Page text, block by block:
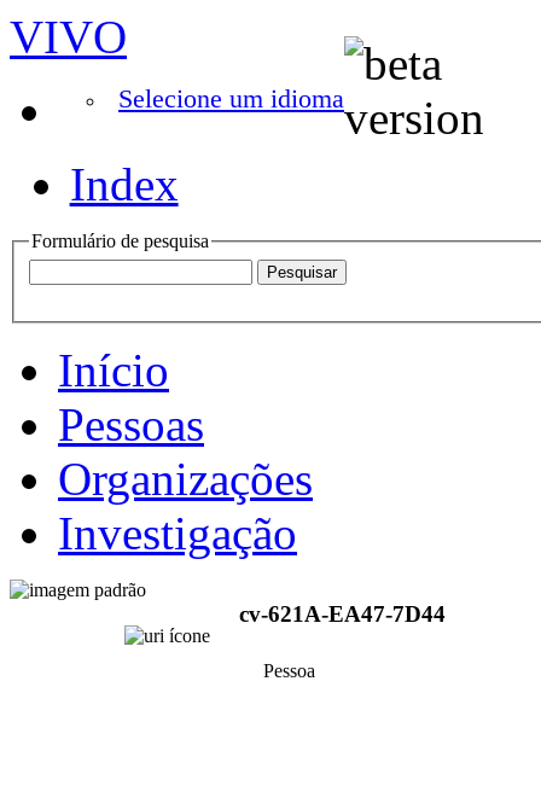
VIVO
Selecione um idioma
Index
Formulário de pesquisa
Início
Pessoas
Organizações
Investigação
cv-621A-EA47-7D44
Pessoa